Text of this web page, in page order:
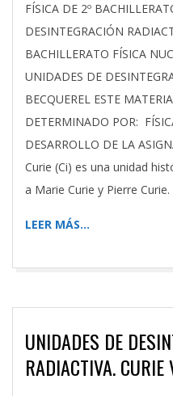
FÍSICA DE 2º
DESINTEGRACIÓN
BACHILLERATO FÍSICA
UNIDADES DE
BECQUEREL ESTE
DETERMINADO POR:
DESARROLLO DE LA
Curie (Ci) es una unidad
a Marie Curie y Pierre
LEER MÁS…
UNIDADES DE
RADIACTIVA. CURIE